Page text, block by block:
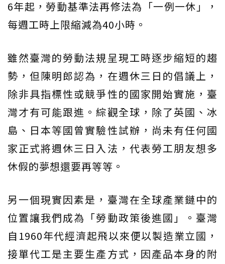
6年起，勞動基準法再修法為「一例一休」，
每週工時上限縮減為40小時。
雖然臺灣的勞動法規呈現工時逐步縮短的趨
勢，但陳明郎認為，在週休三日的倡議上，
除非具指標性或競爭性的國家開始實施，臺
灣才有可能跟進。綜觀全球，除了英國、冰
島、日本等國曾實驗性試辦，尚未有任何國
家正式將週休三日入法，代表勞工朋友想多
休假的夢想還要再等等。
另一個現實因素是，臺灣在全球產業鏈中的
位置讓我們成為「勞動政策後進國」。臺灣
自1960年代經濟起飛以來便以製造業立國，
接單代工是主要生產方式，因產品本身的附